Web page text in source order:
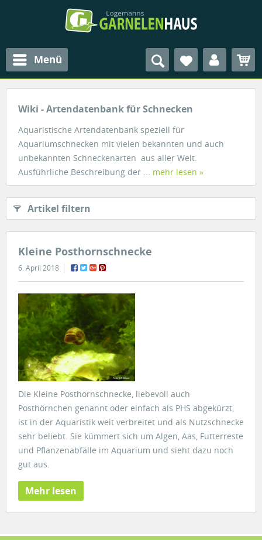
Menü
Wiki - Artendatenbank für Schnecken
Aquaristische Artendatenbank speziell für
Aquariumschnecken mit vielen bekannten und auch
unbekannten Schneckenarten aus aller Welt.
Ausführliche Beschreibung der ... mehr lesen »
Artikel filtern
Kleine Posthornschnecke
6. April 2018
Die Kleine Posthornschnecke, liebevoll auch
Posthörnchen genannt oder einfach als PHS abgekürzt,
ist in der Aquaristik weit verbreitet und als Nutzschnecke
sehr beliebt. Sie kümmert sich um Algen, Aas, Futterreste
und Pflanzenabfälle im Aquarium und sieht dazu noch
gut aus.
Mehr lesen